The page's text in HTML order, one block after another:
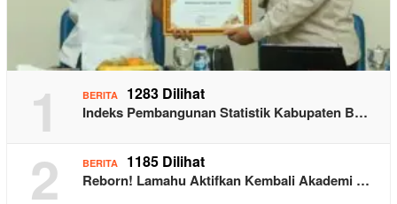
1 BERITA 1283 Dilihat
Indeks Pembangunan Statistik Kabupaten B…
2 BERITA 1185 Dilihat
Reborn! Lamahu Aktifkan Kembali Akademi …